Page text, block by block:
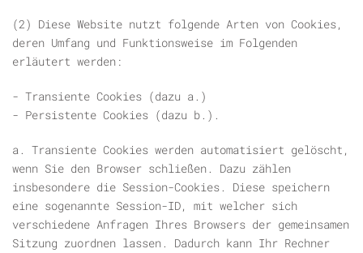
(2) Diese Website nutzt folgende Arten von Cookies,
deren Umfang und Funktionsweise im Folgenden
erläutert werden:
- Transiente Cookies (dazu a.)
- Persistente Cookies (dazu b.).
a. Transiente Cookies werden automatisiert gelöscht,
wenn Sie den Browser schließen. Dazu zählen
insbesondere die Session-Cookies. Diese speichern
eine sogenannte Session-ID, mit welcher sich
verschiedene Anfragen Ihres Browsers der gemeinsamen
Sitzung zuordnen lassen. Dadurch kann Ihr Rechner